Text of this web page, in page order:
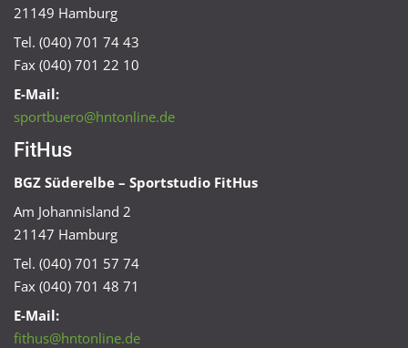
21149 Hamburg
Tel. (040) 701 74 43
Fax (040) 701 22 10
E-Mail:
sportbuero@hntonline.de
FitHus
BGZ Süderelbe – Sportstudio FitHus
Am Johannisland 2
21147 Hamburg
Tel. (040) 701 57 74
Fax (040) 701 48 71
E-Mail:
fithus@hntonline.de